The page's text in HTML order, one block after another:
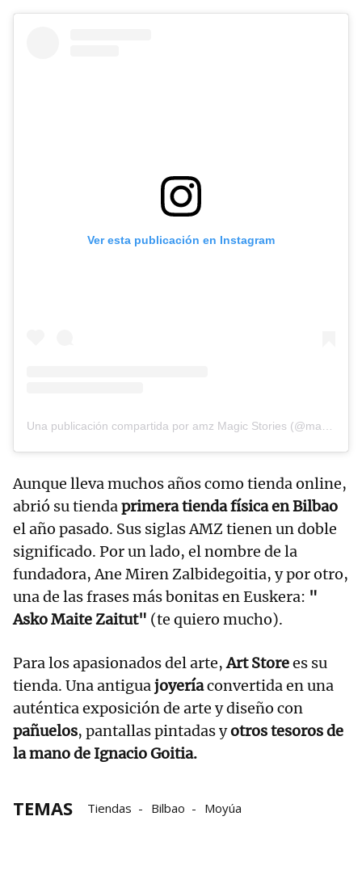
Ver esta publicación en Instagram
Aunque lleva muchos años como tienda online,
abrió su tiendaprimera tienda física en Bilbao
el año pasado. Sus siglas AMZ tienen un doble
significado. Por un lado, el nombre de la
fundadora, Ane Miren Zalbidegoitia, y por otro,
una de las frases más bonitas en Euskera: "
Asko Maite Zaitut" (te quiero mucho).
Para los apasionados del arte,Art Storees su
tienda. Unaantiguajoyeríaconvertida en una
auténtica exposición de arte y diseño con
pañuelos, pantallas pintadas yotros tesoros de
la mano de Ignacio Goitia.
TEMAS Tiendas Bilbao Moyúa